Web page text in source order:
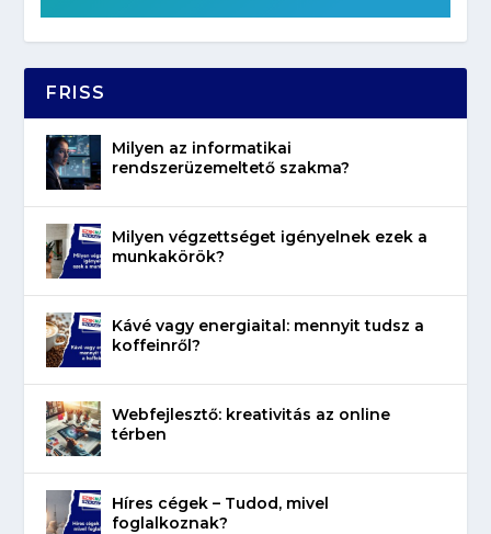
FRISS
Milyen az informatikai
rendszerüzemeltető szakma?
Milyen végzettséget igényelnek ezek a
munkakörök?
Kávé vagy energiaital: mennyit tudsz a
koffeinről?
Webfejlesztő: kreativitás az online
térben
Híres cégek – Tudod, mivel
foglalkoznak?